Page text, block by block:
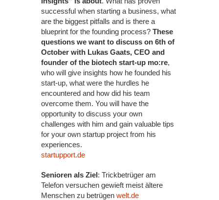
successful when starting a business, what
are the biggest pitfalls and is there a
blueprint for the founding process? These
questions we want to discuss on 6th of
October with Lukas Gaats, CEO and
founder of the biotech start-up mo:re,
who will give insights how he founded his
start-up, what were the hurdles he
encountered and how did his team
overcome them. You will have the
opportunity to discuss your own
challenges with him and gain valuable tips
for your own startup project from his
experiences.
startupport.de
Senioren als Ziel: Trickbetrüger am
Telefon versuchen gewieft meist ältere
Menschen zu betrügen welt.de